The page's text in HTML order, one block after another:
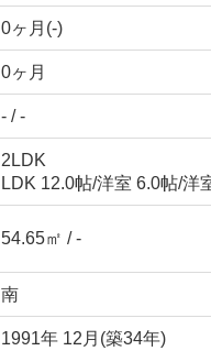
0ヶ月(-)
0ヶ月
- / -
2LDK
LDK 12.0帖/洋室 6.0帖/洋
54.65㎡ / -
南
1991年 12月(築34年)